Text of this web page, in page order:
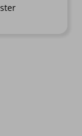
was: €15.95.
is: €14.95.